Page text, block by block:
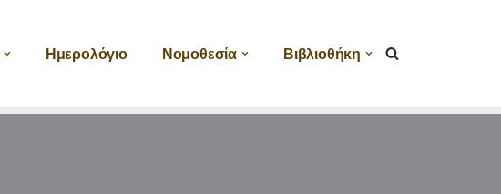
Ημερολόγιο Νομοθεσία Βιβλιοθήκη